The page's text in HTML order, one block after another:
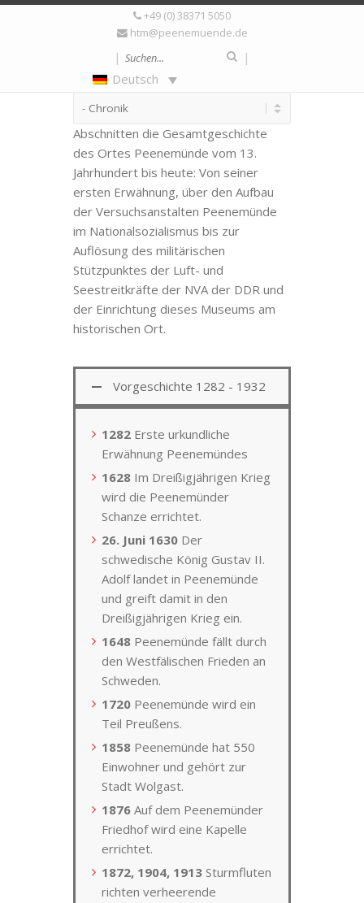
+49 (0) 38371 5050
htm@peenemuende.de
|
|
Deutsch
Chronik
Die Chronik behandelt in vier
Abschnitten die Gesamtgeschichte
des Ortes Peenemünde vom 13.
Jahrhundert bis heute: Von seiner
ersten Erwähnung, über den Aufbau
der Versuchsanstalten Peenemünde
im Nationalsozialismus bis zur
Auflösung des militärischen
Stützpunktes der Luft- und
Seestreitkräfte der NVA der DDR und
der Einrichtung dieses Museums am
historischen Ort.
Vorgeschichte 1282 - 1932
1282 Erste urkundliche
Erwähnung Peenemündes
1628 Im Dreißigjährigen Krieg
wird die Peenemünder
Schanze errichtet.
26. Juni 1630 Der
schwedische König Gustav II.
Adolf landet in Peenemünde
und greift damit in den
Dreißigjährigen Krieg ein.
1648 Peenemünde fällt durch
den Westfälischen Frieden an
Schweden.
1720 Peenemünde wird ein
Teil Preußens.
1858 Peenemünde hat 550
Einwohner und gehört zur
Stadt Wolgast.
1876 Auf dem Peenemünder
Friedhof wird eine Kapelle
errichtet.
1872, 1904, 1913 Sturmfluten
richten verheerende